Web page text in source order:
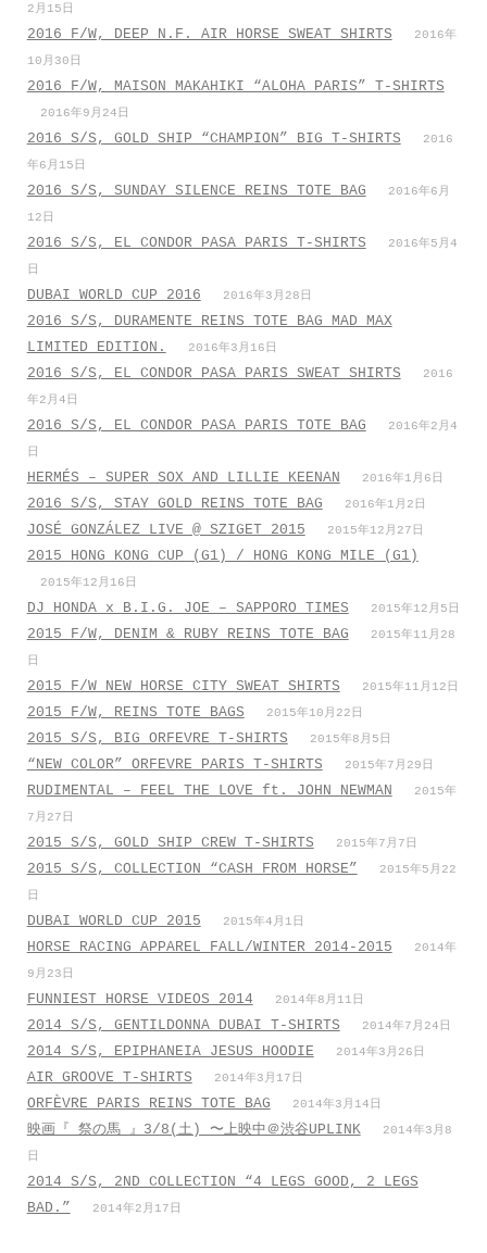
2月15日
2016 F/W, DEEP N.F. AIR HORSE SWEAT SHIRTS
2016年
10月30日
2016 F/W, MAISON MAKAHIKI “ALOHA PARIS” T-SHIRTS
2016年9月24日
2016 S/S, GOLD SHIP “CHAMPION” BIG T-SHIRTS
2016
年6月15日
2016 S/S, SUNDAY SILENCE REINS TOTE BAG
2016年6月
12日
2016 S/S, EL CONDOR PASA PARIS T-SHIRTS
2016年5月4
日
DUBAI WORLD CUP 2016 2016年3月28日
2016 S/S, DURAMENTE REINS TOTE BAG MAD MAX
LIMITED EDITION.
2016年3月16日
2016 S/S, EL CONDOR PASA PARIS SWEAT SHIRTS
2016
年2月4日
2016 S/S, EL CONDOR PASA PARIS TOTE BAG
2016年2月4
日
HERMÉS – SUPER SOX AND LILLIE KEENAN 2016年1月6日
2016 S/S, STAY GOLD REINS TOTE BAG 2016年1月2日
JOSÉ GONZÁLEZ LIVE @ SZIGET 2015 2015年12月27日
2015 HONG KONG CUP (G1) / HONG KONG MILE (G1)
2015年12月16日
DJ HONDA x B.I.G. JOE – SAPPORO TIMES 2015年12月5日
2015 F/W, DENIM & RUBY REINS TOTE BAG
2015年11月28
日
2015 F/W NEW HORSE CITY SWEAT SHIRTS 2015年11月12日
2015 F/W, REINS TOTE BAGS 2015年10月22日
2015 S/S, BIG ORFEVRE T-SHIRTS 2015年8月5日
“NEW COLOR” ORFEVRE PARIS T-SHIRTS 2015年7月29日
RUDIMENTAL – FEEL THE LOVE ft. JOHN NEWMAN
2015年
7月27日
2015 S/S, GOLD SHIP CREW T-SHIRTS 2015年7月7日
2015 S/S, COLLECTION “CASH FROM HORSE”
2015年5月22
日
DUBAI WORLD CUP 2015 2015年4月1日
HORSE RACING APPAREL FALL/WINTER 2014-2015
2014年
9月23日
FUNNIEST HORSE VIDEOS 2014 2014年8月11日
2014 S/S, GENTILDONNA DUBAI T-SHIRTS 2014年7月24日
2014 S/S, EPIPHANEIA JESUS HOODIE 2014年3月26日
AIR GROOVE T-SHIRTS 2014年3月17日
ORFÈVRE PARIS REINS TOTE BAG 2014年3月14日
映画『 祭の馬 』3/8(土) 〜上映中＠渋谷UPLINK
2014年3月8
日
2014 S/S, 2ND COLLECTION “4 LEGS GOOD, 2 LEGS
BAD.”
2014年2月17日